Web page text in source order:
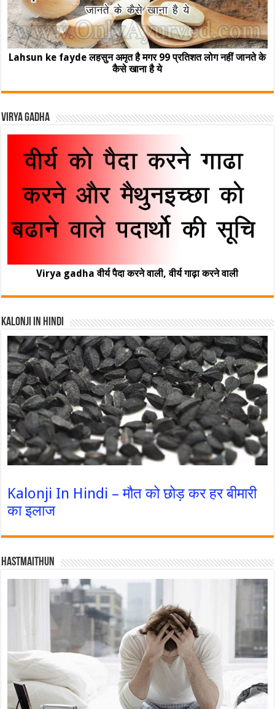
Lahsun ke fayde लहसुन अमृत है मगर 99 प्रतिशत लोग नहीं जानते के
कैसे खाना है ये
Virya Gadha
Virya gadha वीर्य पैदा करने वाली, वीर्य गाढ़ा करने वाली
Kalonji In Hindi
Kalonji In Hindi – मौत को छोड़ कर हर बीमारी
का इलाज
Hastmaithun